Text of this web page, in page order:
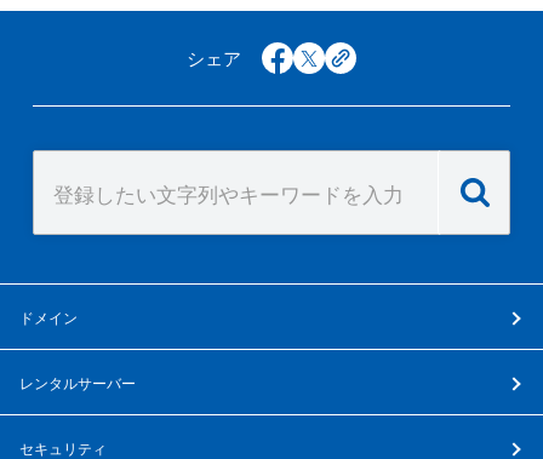
シェア facebook
x copy
ドメイン
レンタルサーバー
セキュリティ